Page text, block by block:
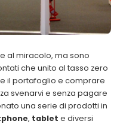
al miracolo, ma sono
che unito al tasso zero
il portafoglio e comprare
svenarvi e senza pagare
una serie di prodotti in
, tablet e diversi